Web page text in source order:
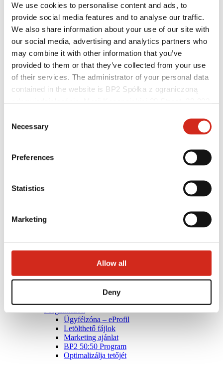
We use cookies to personalise content and ads, to
provide social media features and to analyse our traffic.
We also share information about your use of our site with
our social media, advertising and analytics partners who
may combine it with other information that you’ve
provided to them or that they’ve collected from your use
of their services. The administrator of your personal data
contained in the website is BP2 Spółka z ograniczoną
121387608.
Selection
Necessary
Preferences
Statistics
Marketing
Allow all
Deny
Hasznos linkek
Bevonatok, színválaszték és garanciák
Garancia nyilvántartásba vétele
Ügyfélzóna – eProfil
Letölthető fájlok
Marketing ajánlat
BP2 50:50 Program
Optimalizálja tetőjét